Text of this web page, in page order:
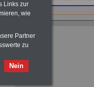
Links zur
wie
Partner
zu
Nein